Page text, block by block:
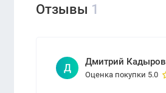
Отзывы 1
Д
Дмитрий Кадыров
Оценка покупки 5.0